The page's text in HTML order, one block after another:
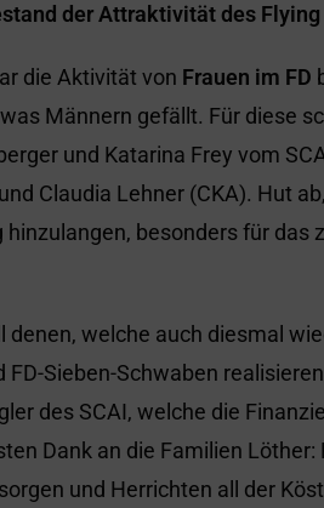
der Attraktivität des
die Aktivität von Frauen im FD
Männern gefällt. Für diese
und Katarina Frey vom
Claudia Lehner (CKA). Hut
besonders für das
welche auch diesmal
FD-Sieben-Schwaben
des SCAI, welche die
Dank an die Familien
und Herrichten all der